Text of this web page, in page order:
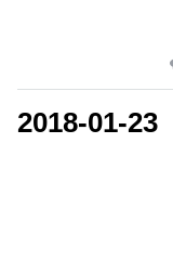
2018-01-23